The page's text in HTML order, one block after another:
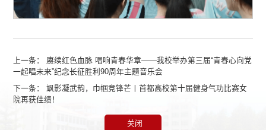
上一条： 赓续红色血脉 唱响青春华章——我校举办第三届“青春心向党
一起唱未来”纪念长征胜利90周年主题音乐会
下一条：飒影凝武韵，巾帼竞锋芒丨首都高校第十届健身气功比赛女
院再获佳绩！
关闭